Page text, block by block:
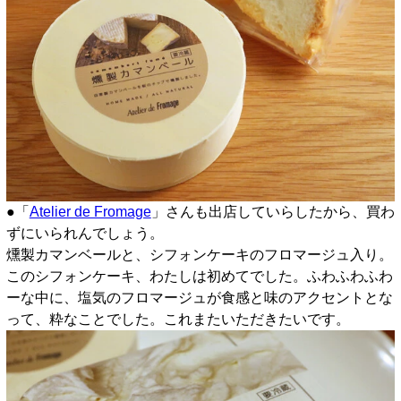
●「 Atelier de Fromage」さんも出店していらしたから、買わ
ずにいられんでしょう。
燻製カマンベールと、シフォンケーキのフロマージュ入り。
このシフォンケーキ、わたしは初めてでした。ふわふわふわ
ーな中に、塩気のフロマージュが食感と味のアクセントとな
って、粋なことでした。これまたいただきたいです。